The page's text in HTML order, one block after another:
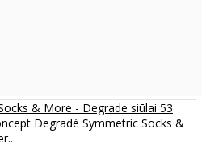
& More - Degrade siūlai 53
Degradé Symmetric Socks &